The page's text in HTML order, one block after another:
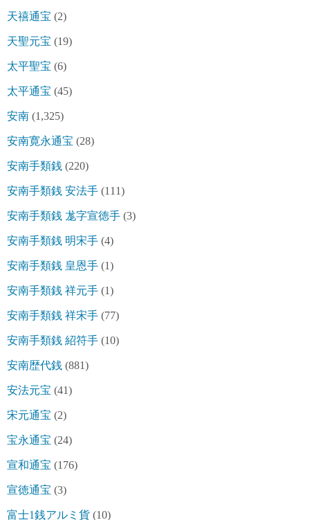
天禧通宝 (2)
天聖元宝 (19)
太平聖宝 (6)
太平通宝 (45)
安南 (1,325)
安南寛永通宝 (28)
安南手類銭 (220)
安南手類銭 安法手 (111)
安南手類銭 尨字宣徳手 (3)
安南手類銭 明宋手 (4)
安南手類銭 皇恩手 (1)
安南手類銭 祥元手 (1)
安南手類銭 祥宋手 (77)
安南手類銭 紹符手 (10)
安南歴代銭 (881)
安法元宝 (41)
宋元通宝 (2)
宝永通宝 (24)
宣和通宝 (176)
宣徳通宝 (3)
富士1銭アルミ貨 (10)